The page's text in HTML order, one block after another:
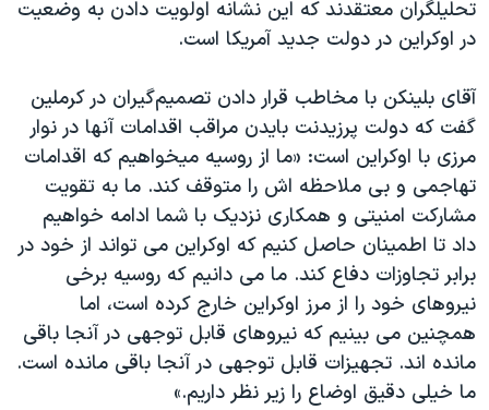
تحلیلگران معتقدند که این نشانه اولویت دادن به وضعیت
در اوکراین در دولت جدید آمریکا است.
آقای بلینکن با مخاطب قرار دادن تصمیم‌گیران در کرملین
گفت که دولت پرزیدنت بایدن مراقب اقدامات آنها در نوار
مرزی با اوکراین است: «ما از روسیه میخواهیم که اقدامات
تهاجمی و بی ملاحظه اش را متوقف کند. ما به تقویت
مشارکت امنیتی و همکاری نزدیک با شما ادامه خواهیم
داد تا اطمینان حاصل کنیم که اوکراین می تواند از خود در
برابر تجاوزات دفاع کند. ما می دانیم که روسیه برخی
نیروهای خود را از مرز اوکراین خارج کرده است، اما
همچنین می بینیم که نیروهای قابل توجهی در آنجا باقی
مانده اند. تجهیزات قابل توجهی در آنجا باقی مانده است.
ما خیلی دقیق اوضاع را زیر نظر داریم.»